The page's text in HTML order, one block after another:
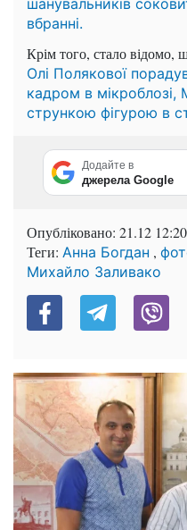
шанувальників
вбранні.
Крім того, стало відомо,
Олі Полякової
кадром в мікроблозі,
стрункою фігурою в
Додайте в
джерела Google
Опубліковано: 21.12 12:20
Теги: Анна Богдан ,
Михайло Заливако